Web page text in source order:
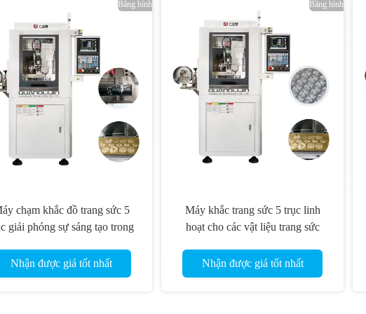
Băng hình
240 bốn trạm máy 5 trục Máy
đồ trang sức 5 trục Với tối đa
cho khắc đồ trang sức đa
năng
Nhận được giá tốt nhất
Băng hình
G5-240 Bốn trạm 5 trục Máy khắc
CNC Máy đánh dấu CNC Vàng
Nhận được giá tốt nhất